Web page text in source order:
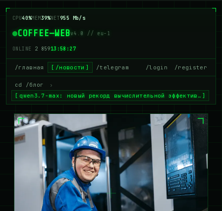
CPU38%MEM40%NET963 Mb/s
COFFEE—WEBv4.0 // eu-1
ONLINE 2 86413:58:28
/главная /новости /telegram /login /register
cd /блог
›
qwen3.7-max: новый рекорд вычислительной эффектив…